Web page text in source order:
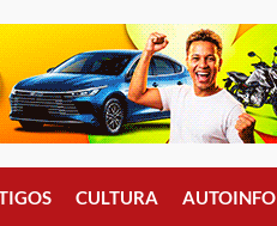
CULTURA AUTOINFO